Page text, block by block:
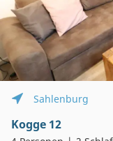
Sahlenburg
Kogge 12